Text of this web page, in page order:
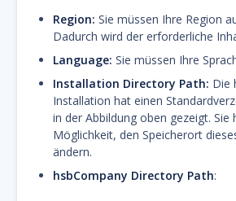
Region: Sie müssen Ihre Region
Dadurch wird der erforderliche
Language: Sie müssen Ihre
Installation Directory Path: Die
Installation hat einen
in der Abbildung oben gezeigt. Sie
Möglichkeit, den Speicherort
ändern.
hsbCompany Directory Path: